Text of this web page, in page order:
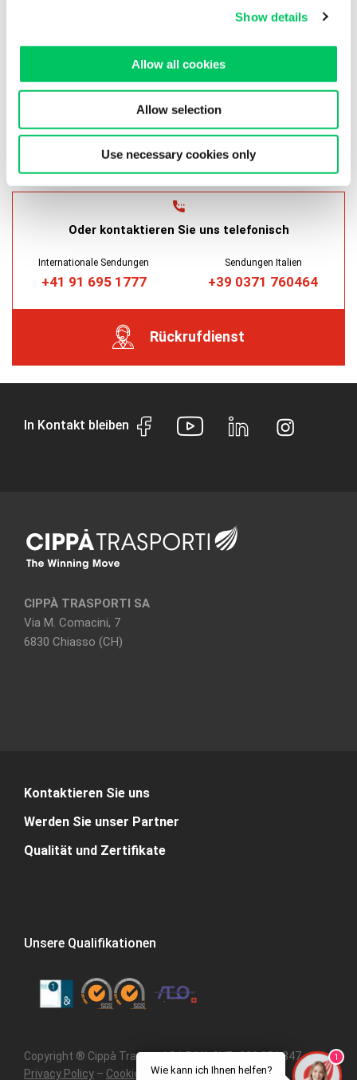
Show details
Allow all cookies
Allow selection
Use necessary cookies only
Datenschutzerklärung gemäß
Oder kontaktieren Sie uns telefonisch
Internationale Sendungen
+41 91 695 1777
Sendungen Italien
+39 0371 760464
Rückrufdienst
In Kontakt bleiben
CIPPÀ TRASPORTI SA
Via M. Comacini, 7
6830 Chiasso (CH)
Kontaktieren Sie uns
Werden Sie unser Partner
Qualität und Zertifikate
Unsere Qualifikationen
Copyright ® Cippà Trasporti SA P.IVA CHE- 308.356.347 –
Privacy Policy – Cookie Policy–Karte der Website –
Wie kann ich Ihnen helfen?
1